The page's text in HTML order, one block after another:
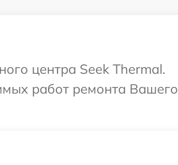
центра Seek Thermal.
работ ремонта Вашего